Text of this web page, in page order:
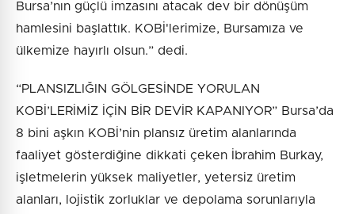
Bursa’nın güçlü imzasını atacak dev bir dönüşüm
hamlesini başlattık. KOBİ'lerimize, Bursamıza ve
ülkemize hayırlı olsun.” dedi.
“PLANSIZLIĞIN GÖLGESİNDE YORULAN
KOBİ’LERİMİZ İÇİN BİR DEVİR KAPANIYOR” Bursa’da
8 bini aşkın KOBİ’nin plansız üretim alanlarında
faaliyet gösterdiğine dikkati çeken İbrahim Burkay,
işletmelerin yüksek maliyetler, yetersiz üretim
alanları, lojistik zorluklar ve depolama sorunlarıyla